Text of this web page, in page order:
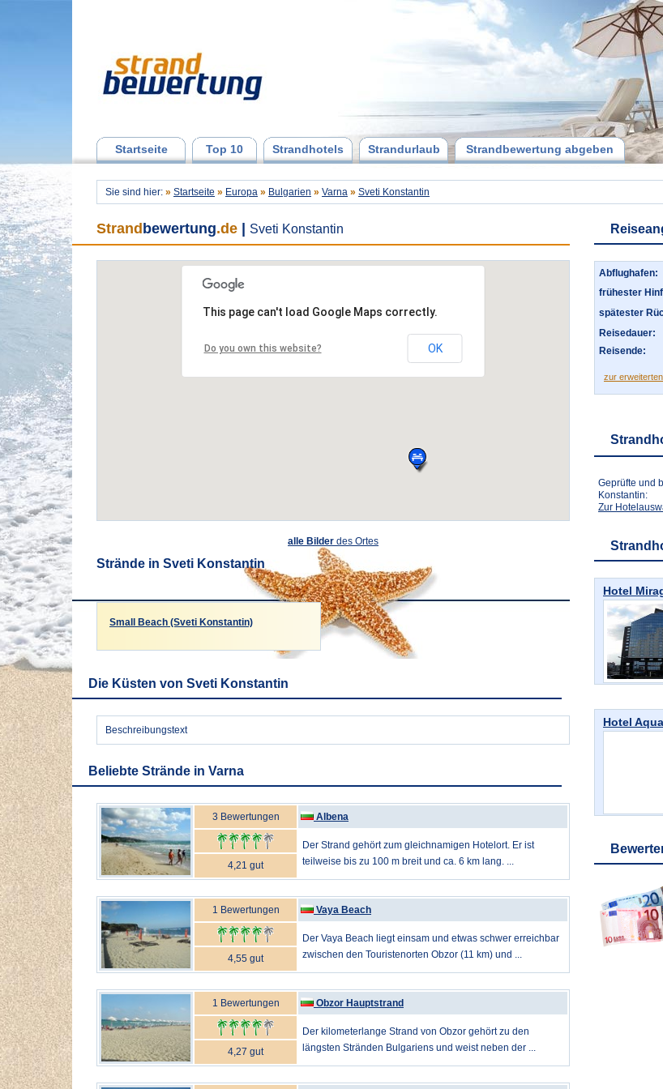
Startseite Top 10 Strandhotels Strandurlaub Strandbewertung abgeben
Sie sind hier: » Startseite » Europa » Bulgarien » Varna » Sveti Konstantin
Strand bewertung.de Sveti Konstantin
This page can't load Google Maps correctly.
Do you own this website? OK
alle Bilder des Ortes
Strände in Sveti Konstantin
Small Beach (Sveti Konstantin)
Die Küsten von Sveti Konstantin
Beschreibungstext
Beliebte Strände in Varna
3 Bewertungen Albena
Der Strand gehört zum gleichnamigen Hotelort. Er ist
teilweise bis zu 100 m breit und ca. 6 km lang. ...
4,21 gut
1 Bewertungen Vaya Beach
Der Vaya Beach liegt einsam und etwas schwer erreichbar
zwischen den Touristenorten Obzor (11 km) und ...
4,55 gut
1 Bewertungen Obzor Hauptstrand
Der kilometerlange Strand von Obzor gehört zu den
längsten Stränden Bulgariens und weist neben der ...
4,27 gut
Abflughafen:
frühester
spätester
Reisedauer:
Reisende:
zur
Geprüfte und
Konstantin:
Zur
Hotel
Hotel Aqua